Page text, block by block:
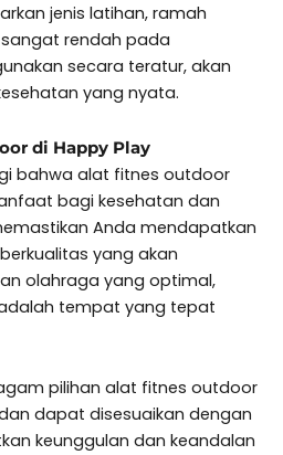
jenis latihan, ramah
rendah pada
secara teratur, akan
yang nyata.
di Happy Play
bahwa alat fitnes outdoor
bagi kesehatan dan
Anda mendapatkan
yang akan
olahraga yang optimal,
tempat yang tepat
pilihan alat fitnes outdoor
dapat disesuaikan dengan
keunggulan dan keandalan